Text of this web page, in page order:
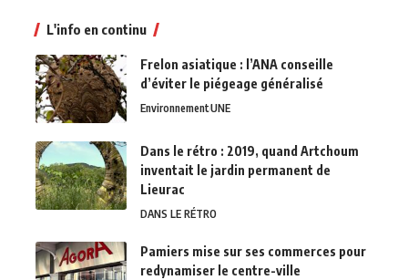
L'info en continu
Frelon asiatique : l’ANA conseille
d’éviter le piégeage généralisé
EnvironnementUNE
Dans le rétro : 2019, quand Artchoum
inventait le jardin permanent de
Lieurac
DANS LE RÉTRO
Pamiers mise sur ses commerces pour
redynamiser le centre-ville